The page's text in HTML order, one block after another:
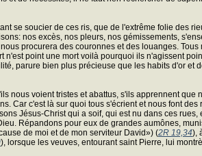
se soucier de ces ris, que de l'extrême folie des
nos excès, nos pleurs, nos gémissements,
procurera des couronnes et des louanges.
point une mort voilà pourquoi ils n'agissent
parure bien plus précieuse que les habits d'or
nous voient tristes et abattus, s'ils apprennent
Car c'est là sur quoi tous s'écrient et nous font
Jésus-Christ qui a soif, qui est nu dans ces
Répandons pour eux de grandes aumônes,
de moi et de mon serviteur David») (2R 19,34),
), lorsque les veuves, entourant saint Pierre, lui